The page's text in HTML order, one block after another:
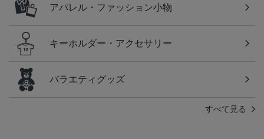
アパレル・ファッション小物
キーホルダー・アクセサリー
バラエティグッズ
すべて見る